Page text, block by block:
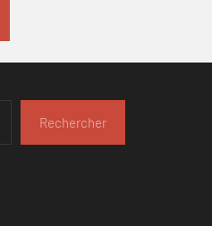
Rechercher